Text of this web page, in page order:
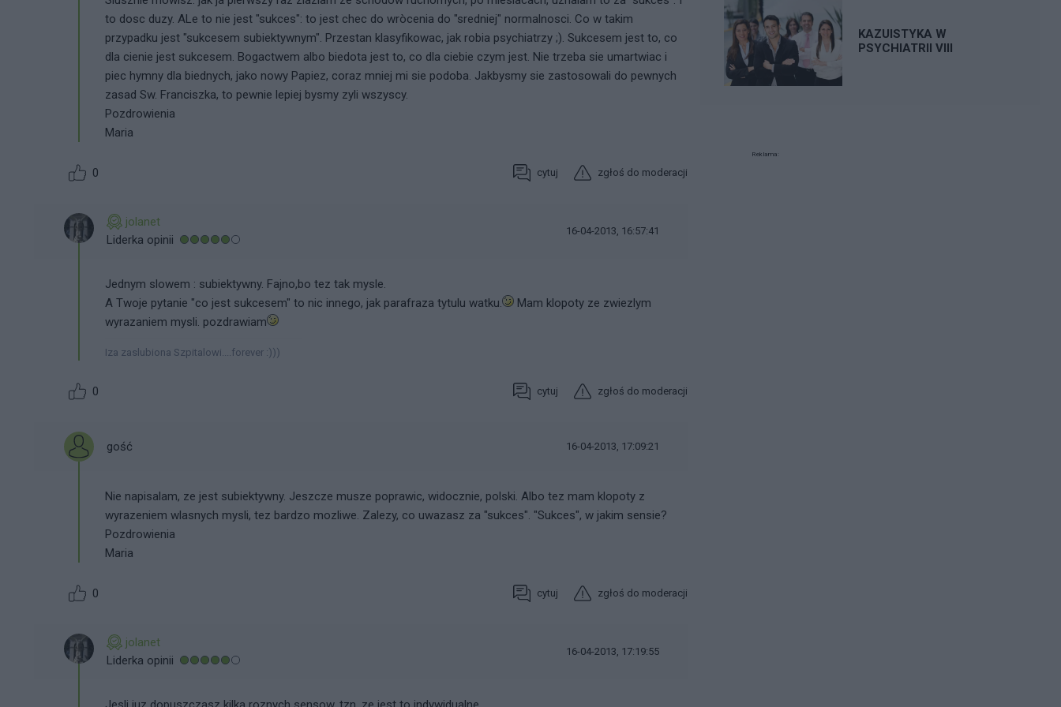
to dosc duzy. ALe to nie jest "sukces": to jest chec do wròcenia do "sredniej" normalnosci. Co w takim
przypadku jest "sukcesem subiektywnym". Przestan klasyfikowac, jak robia psychiatrzy ;). Sukcesem jest to, co
dla cienie jest sukcesem. Bogactwem albo biedota jest to, co dla ciebie czym jest. Nie trzeba sie umartwiac i
piec hymny dla biednych, jako nowy Papiez, coraz mniej mi sie podoba. Jakbysmy sie zastosowali do pewnych
zasad Sw. Franciszka, to pewnie lepiej bysmy zyli wszyscy.
Pozdrowienia
Maria
0 cytuj zgłoś do moderacji
jolanet
Liderka opinii
16-04-2013, 16:57:41
Jednym slowem : subiektywny. Fajno,bo tez tak mysle.
A Twoje pytanie "co jest sukcesem" to nic innego, jak parafraza tytulu watku.
Mam klopoty ze zwiezlym
wyrazaniem mysli. pozdrawiam
Iza zaslubiona Szpitalowi....forever :)))
0 cytuj zgłoś do moderacji
gość 16-04-2013, 17:09:21
Nie napisalam, ze jest subiektywny. Jeszcze musze poprawic, widocznie, polski. Albo tez mam klopoty z
wyrazeniem wlasnych mysli, tez bardzo mozliwe. Zalezy, co uwazasz za "sukces". "Sukces", w jakim sensie?
Pozdrowienia
Maria
0 cytuj zgłoś do moderacji
jolanet
Liderka opinii
16-04-2013, 17:19:55
KAZUISTYKA W
PSYCHIATRII VIII
Reklama: